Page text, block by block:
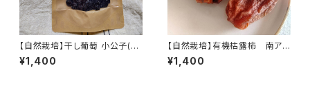
【自然栽培】干し葡萄 小公子(種
あり) 30g 南アルプスのオー
ガニック・ドライフルーツ
¥1,400
【自然栽培】有機枯露柿 南アル
プスのドライフルーツ
¥1,400